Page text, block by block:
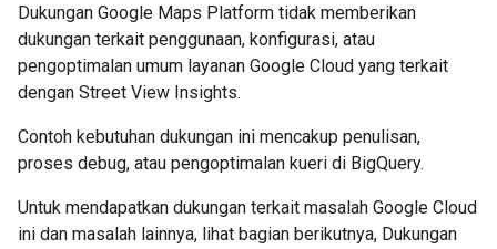
Dukungan Google Maps Platform tidak memberikan
dukungan terkait penggunaan, konfigurasi, atau
pengoptimalan umum layanan Google Cloud yang terkait
dengan Street View Insights.
Contoh kebutuhan dukungan ini mencakup penulisan,
proses debug, atau pengoptimalan kueri di BigQuery.
Untuk mendapatkan dukungan terkait masalah Google Cloud
ini dan masalah lainnya, lihat bagian berikutnya, Dukungan